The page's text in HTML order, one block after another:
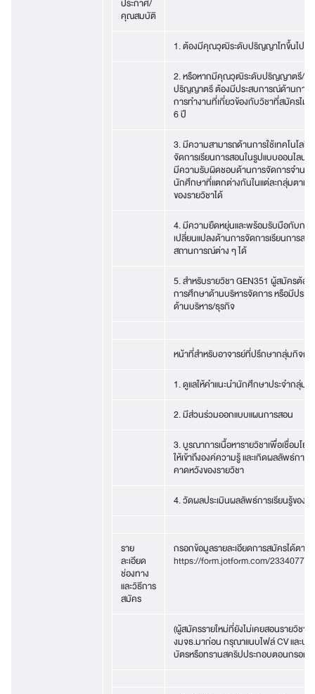
ประกาศ/
คุณสมบัติ
1. ต้องมีคุณวุฒิระดับปริญญาโทขึ้นไป
2. หรือหากมีคุณวุฒิระดับปริญญาตรี/เที
ปริญญาตรี ต้องมีประสบการณ์ด้านการ
การทำงานที่เกี่ยวข้องกับวิชาที่สมัครไม่
6 ปี
3. มีความสามารถด้านการใช้เทคโนโลยี
จัดการเรียนการสอนในรูปแบบออนไลน์ไ
มีความรับผิดชอบด้านการจัดการจำนวน
นักศึกษาที่แตกต่างกันในแต่ละกลุ่มตาม
ของรายวิชาได้
4. มีความยืดหยุ่นและพร้อมรับมือกับการ
เปลี่ยนแปลงด้านการจัดการเรียนการสอ
สถานการณ์ต่าง ๆ ได้
5. สำหรับรายวิชา GEN351 ผู้สมัครต้อ
การศึกษาด้านบริหารจัดการ หรือมีประ
ด้านบริหาร/ธุรกิจ
หน้าที่สำหรับอาจารย์ที่ปรึกษากลุ่มกิจก
1. ดูแลให้คำแนะนำนักศึกษาประจำกลุ่ม
2. มีส่วนร่วมออกแบบแผนการสอน
3. บูรณาการเนื้อหารายวิชาเพื่อเชื่อมโย
ให้เข้าถึงองค์ความรู้ และเกิดผลลัพธ์การ
คาดหวังของรายวิชา
4. วัดผลประเมินผลลัพธ์การเรียนรู้ของร
ราย
ละเอียด
ช่องทาง
และวิธีการ
สมัคร
กรอกข้อมูลรายละเอียดการสมัครได้ตาม
https://form.jotform.com/
(ผู้สมัครรายใหม่ที่ยังไม่เคยสอนรายวิชา
งมจธ.มาก่อน กรุณาแนบไฟล์ CV และป
บัตรหรือทรานสคริปประกอบตอนกรอก